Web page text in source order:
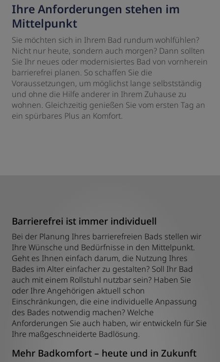
Ihre Anforderungen stehen im
Mittelpunkt
Sie möchten sich in Ihrem Bad rundum wohlfühlen?
Nicht nur heute, sondern auch morgen? Dann sollten
Sie Ihr neues oder modernisiertes Bad von vornherein
barrierefrei planen. So schaffen Sie die
Voraussetzungen, um möglichst lange selbstständig
und ohne die Hilfe anderer in Ihrem Zuhause zu
wohnen. Gleichzeitig genießen Sie vom ersten Tag an
ein spürbares Plus an Komfort.
Barrierefrei ist immer individuell
Bei der Planung Ihres barrierefreien Bads stellen wir
Ihre Wünsche und Bedürfnisse in den Mittelpunkt.
Geht es Ihnen einfach darum, die Nutzung Ihres
Bades im Alter einfacher zu gestalten? Soll Ihr Bad
auch mit einem Rollstuhl nutzbar sein? Haben Sie
oder Ihre Angehörigen aktuell schon
Einschränkungen, die eine individuelle Anpassung
des Bades notwendig machen? Welche
Anforderungen Sie auch haben, wir entwickeln für Sie
Ihre maßgeschneiderte Badlösung.
Mehr Badkomfort – heute und in Zukunft